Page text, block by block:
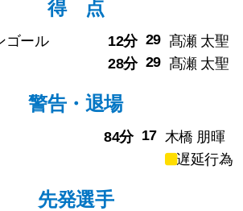
得 点
ゴール 12分 29 髙瀬 太聖
28分 29 髙瀬 太聖
警告・退場
84分 17 木橋 朋暉
遅延行為
先発選手